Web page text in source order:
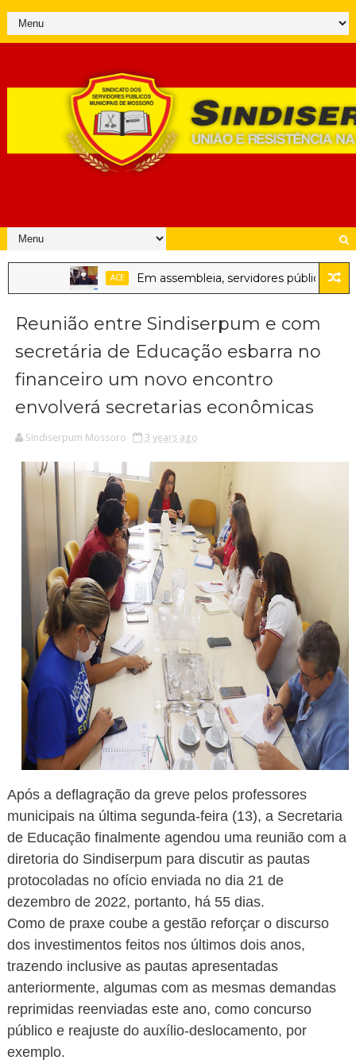
ACE Em assembleia, servidores públicos
Reunião entre Sindiserpum e com
secretária de Educação esbarra no
financeiro um novo encontro
envolverá secretarias econômicas
Sindiserpum Mossoro 3 years ago
Após a deflagração da greve pelos professores
municipais na última segunda-feira (13), a Secretaria
de Educação finalmente agendou uma reunião com a
diretoria do Sindiserpum para discutir as pautas
protocoladas no ofício enviada no dia 21 de
dezembro de 2022, portanto, há 55 dias.
Como de praxe coube a gestão reforçar o discurso
dos investimentos feitos nos últimos dois anos,
trazendo inclusive as pautas apresentadas
anteriormente, algumas com as mesmas demandas
reprimidas reenviadas este ano, como concurso
público e reajuste do auxílio-deslocamento, por
exemplo.